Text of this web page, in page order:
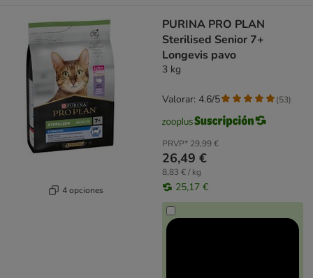
4 opciones
PURINA PRO PLAN
Sterilised Senior 7+
Longevis pavo
3 kg
PRVP* 29,99 €
26,49 €
8,83 € / kg
25,17 €
Valorar: 4.6/5 (53)